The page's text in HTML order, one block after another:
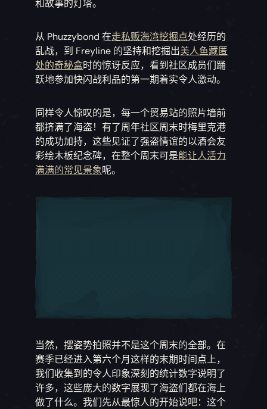
和故事的灯塔。
从 Phuzzybond 在走私贩海湾挖掘点处经历的
乱战，到 Freyline 的坚持和挖掘出美人鱼藏匿
处的奇秘盒时的惊讶反应，看到社区成员们踊
跃地参加快闪战利品的第一期着实令人激动。
同样令人惊叹的是，每一个贸易站的照片墙前
都挤满了海盗！有了周年社区周末时梅里克港
的成功加持，这些见证了强盗情谊的以酒会友
彩绘木板纪念碑，在整个周末可是能让人活力
满满的常见景象呢。
当然，摆姿势拍照并不是这个周末的全部。在
赛季已经进入第六个月这样的末期时间点上，
我们收集到的令人印象深刻的统计数字说明了
许多，这些庞大的数字展现了海盗们都在海上
做了什么。我们先从最惊人的开始说吧：这个